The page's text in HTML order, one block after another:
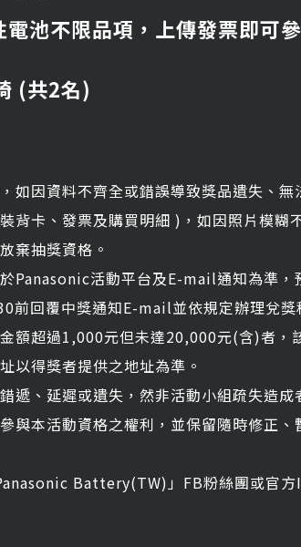
池不限品項，上傳發票即可
(共2名)
如因資料不齊全或錯誤導致獎品遺失、
背卡、發票及購買明細 )，如因照片模糊
棄抽獎資格。
Panasonic活動平台及E-mail通知為準
回覆中獎通知E-mail並依規定辦理兌獎
額超過1,000元但未達20,000元(含)者
以得獎者提供之地址為準。
遞、延遲或遺失，然非活動小組疏失造成
與本活動資格之權利，並保留隨時修正
Battery(TW)」FB粉絲團或官方